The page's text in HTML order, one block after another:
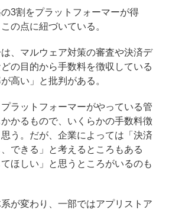
3割をプラットフォーマーが得
の点に紐づいている。
、マルウェア対策の審査や決済デ
の目的から手数料を徴収している
高い」と批判がある。
ラットフォーマーがやっている管
かるもので、いくらかの手数料徴
う。だが、企業によっては「決済
できる」と考えるところもある
ほしい」と思うところがいるのも
が変わり、一部ではアプリストア